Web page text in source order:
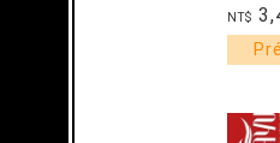
DIRE
NT$